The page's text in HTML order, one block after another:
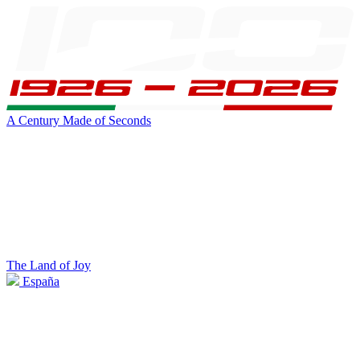
A Century Made of Seconds
The Land of Joy
España